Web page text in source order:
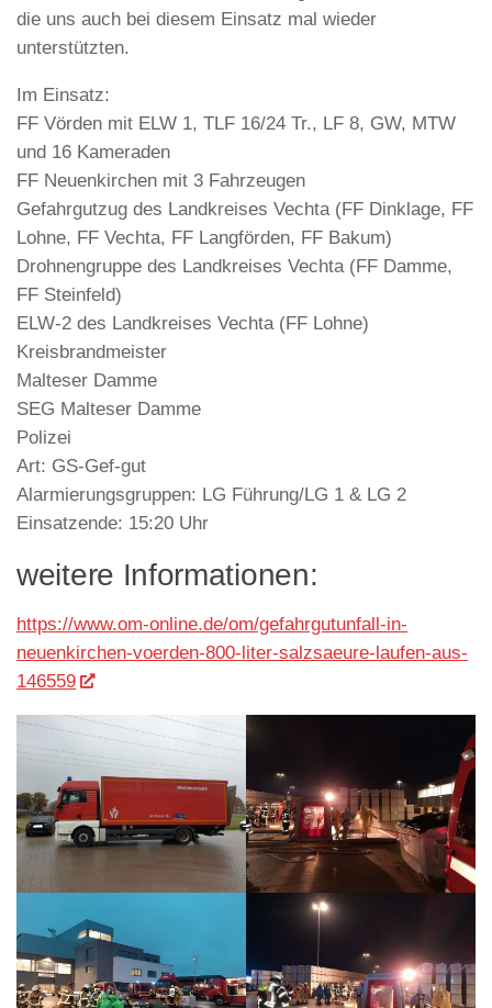
die uns auch bei diesem Einsatz mal wieder
unterstützten.
Im Einsatz:
FF Vörden mit ELW 1, TLF 16/24 Tr., LF 8, GW, MTW
und 16 Kameraden
FF Neuenkirchen mit 3 Fahrzeugen
Gefahrgutzug des Landkreises Vechta (FF Dinklage, FF
Lohne, FF Vechta, FF Langförden, FF Bakum)
Drohnengruppe des Landkreises Vechta (FF Damme,
FF Steinfeld)
ELW-2 des Landkreises Vechta (FF Lohne)
Kreisbrandmeister
Malteser Damme
SEG Malteser Damme
Polizei
Art: GS-Gef-gut
Alarmierungsgruppen: LG Führung/LG 1 & LG 2
Einsatzende: 15:20 Uhr
weitere Informationen:
https://www.om-online.de/om/gefahrgutunfall-in-
neuenkirchen-voerden-800-liter-salzsaeure-laufen-aus-
146559